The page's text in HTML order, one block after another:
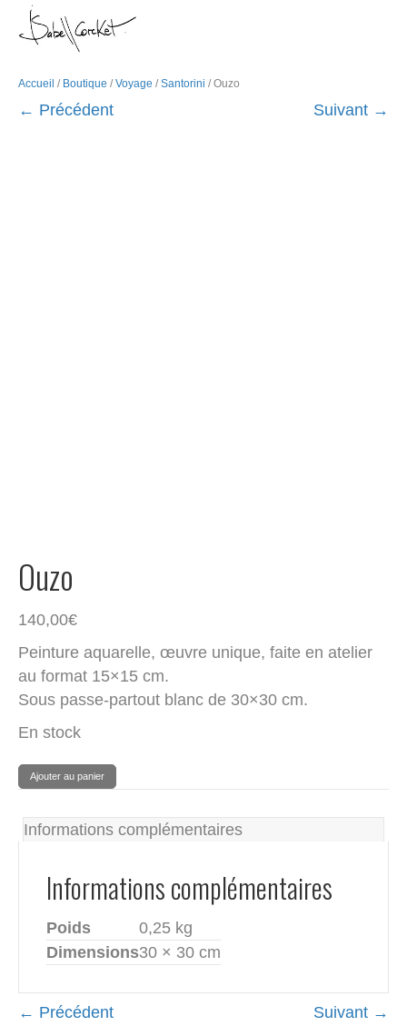
Accueil / Boutique /Voyage /Santorini / Ouzo
← Précédent Suivant →
Ouzo
140,00€
Peinture aquarelle, œuvre unique, faite en atelier
au format 15×15 cm.
Sous passe-partout blanc de 30×30 cm.
En stock
quantité
Ouzo
Ajouter au panier
Informations complémentaires
Informations complémentaires
Poids
0,25 kg
Dimensions30 × 30 cm
← Précédent Suivant →